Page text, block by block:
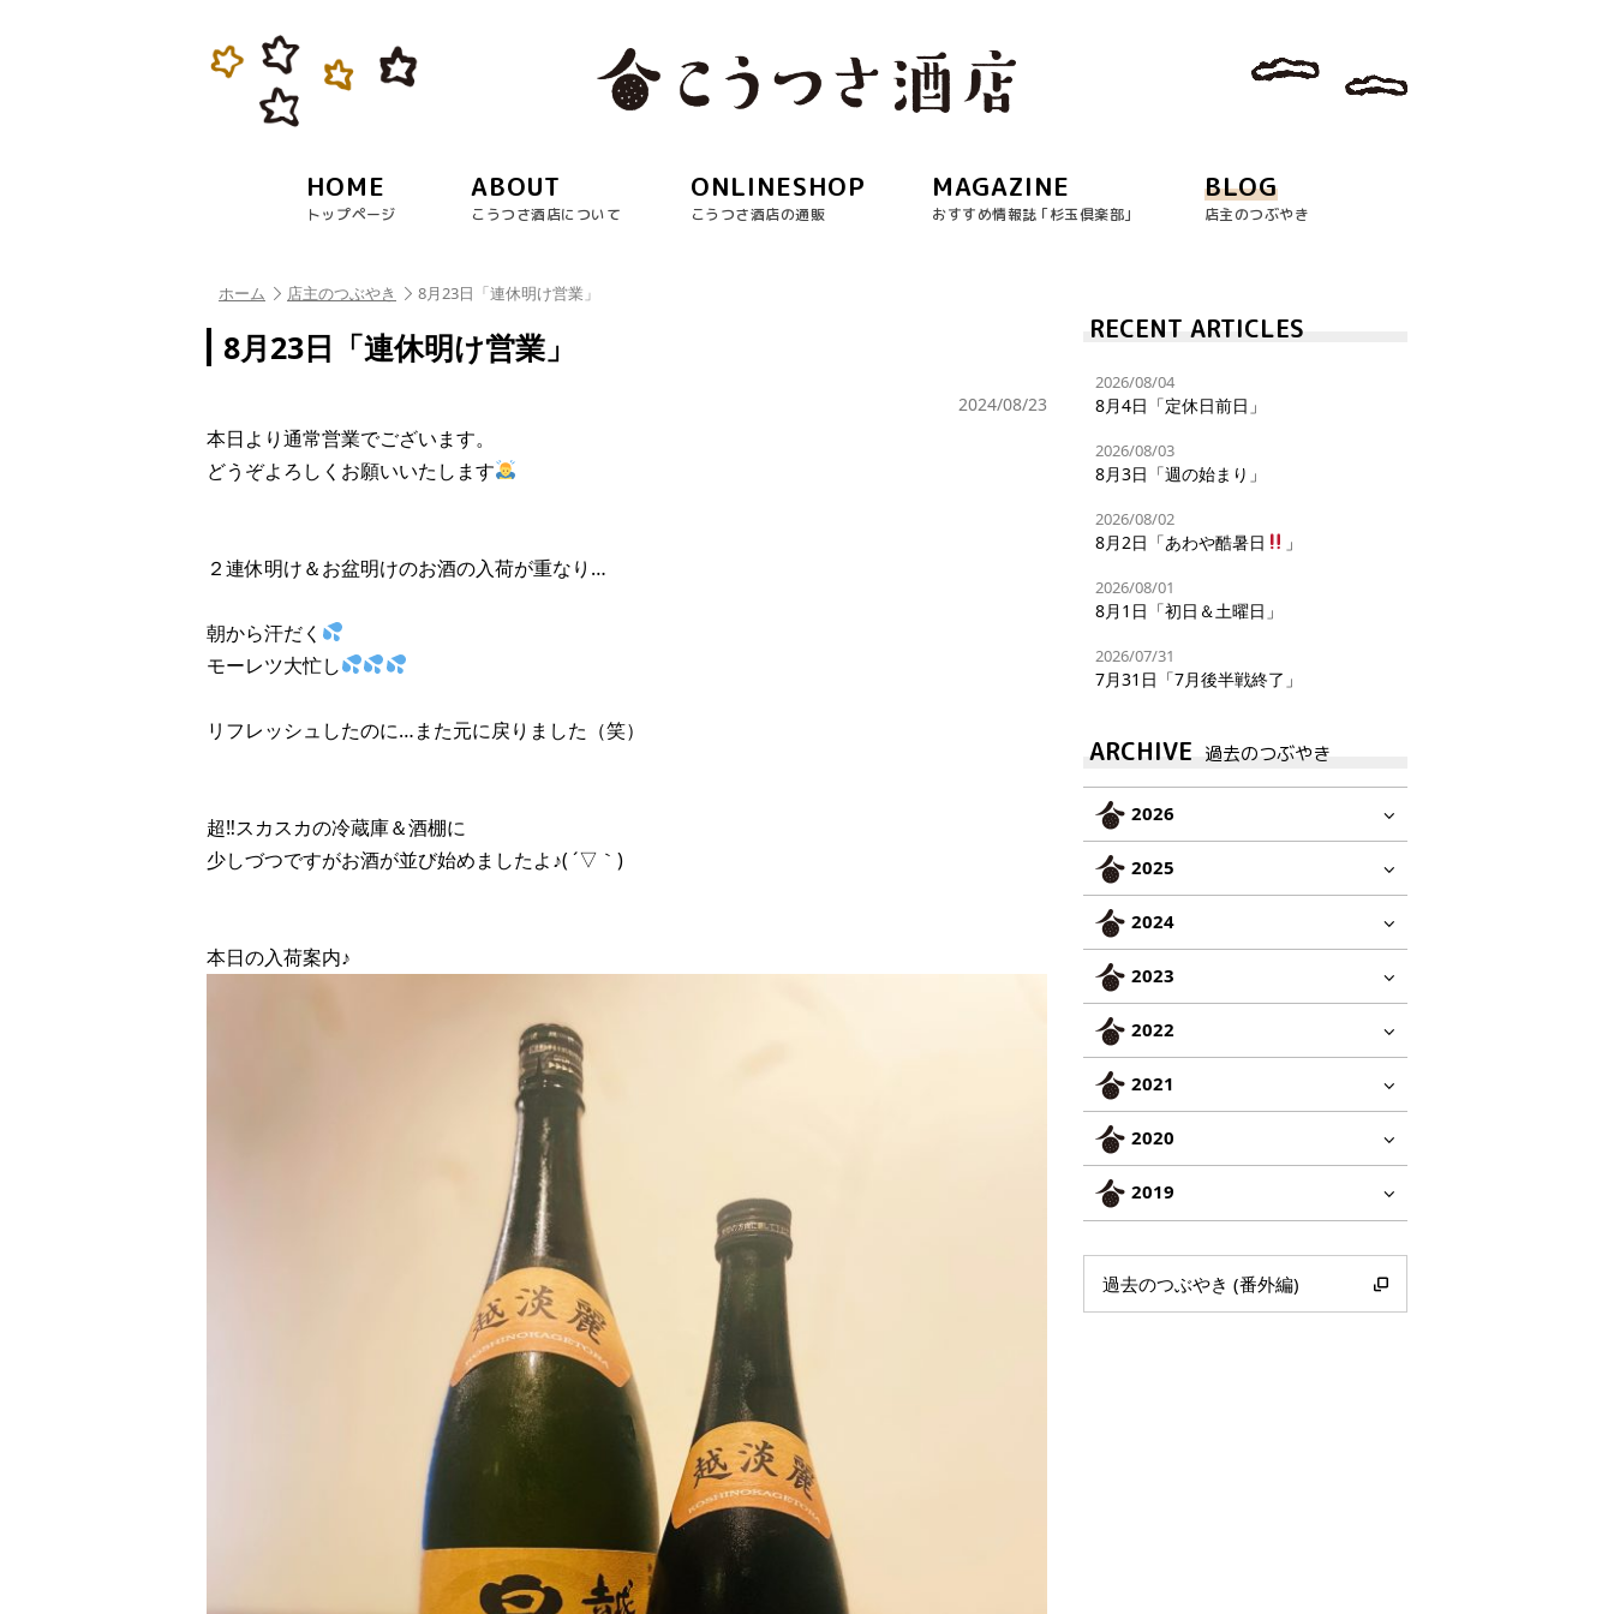
HOME
トップページ
ABOUT
こうつさ酒店について
ONLINESHOP
こうつさ酒店の通販
MAGAZINE
おすすめ情報誌 ｢杉玉倶楽部｣
BLOG
店主のつぶやき
ホーム 店主のつぶやき 8月23日「連休明け営業」
8月23日「連休明け営業」
2024/08/23
本日より通常営業でございます。
どうぞよろしくお願いいたします
２連休明け＆お盆明けのお酒の入荷が重なり…
朝から汗だく
モーレツ大忙し
リフレッシュしたのに…また元に戻りました（笑）
超‼︎スカスカの冷蔵庫＆酒棚に
少しづつですがお酒が並び始めましたよ♪( ´▽｀)
本日の入荷案内♪
RECENT ARTICLES
2026/08/04
8月4日「定休日前日」
2026/08/03
8月3日「週の始まり」
2026/08/02
8月2日「あわや酷暑日 」
2026/08/01
8月1日「初日＆土曜日」
2026/07/31
7月31日「7月後半戦終了」
ARCHIVE 過去のつぶやき
2026
2025
2024
2023
2022
2021
2020
2019
過去のつぶやき (番外編)